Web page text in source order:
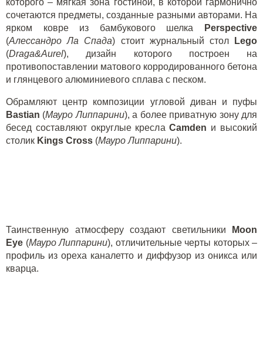
которого – мягкая зона гостиной, в которой гармонично
сочетаются предметы, созданные разными авторами. На
ярком ковре из бамбукового шелка
Perspective
(Алессандро Ла Спада) стоит журнальный стол
Lego
(Draga&Aurel), дизайн которого построен на
противопоставлении матового корродированного бетона
и глянцевого алюминиевого сплава с песком.
Обрамляют центр композиции угловой диван и пуфы
Bastian (Мауро Липпарини), а более приватную зону для
бесед составляют округлые креслаCamden и высокий
столик Kings Cross (Мауро Липпарини).
Таинственную атмосферу создают светильники
Мооn
Eye (Мауро Липпарини), отличительные черты которых –
профиль из ореха каналетто и диффузор из оникса или
кварца.